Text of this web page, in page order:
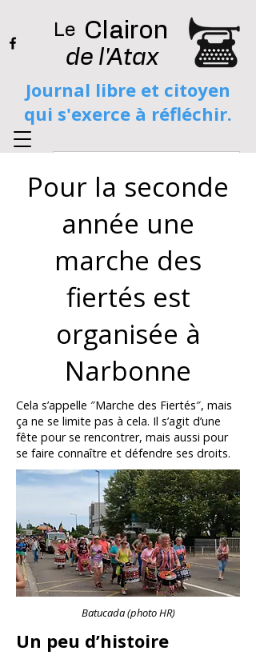
Le
de l'Atax
Clairon
Journal libre et citoyen
qui s'exerce à réfléchir.
Pour la seconde
année une
marche des
fiertés est
organisée à
Narbonne
Cela s’appelle ″Marche des Fiertés″, mais
ça ne se limite pas à cela. Il s’agit d’une
fête pour se rencontrer, mais aussi pour
se faire connaître et défendre ses droits.
Batucada (photo HR)
Un peu d’histoire